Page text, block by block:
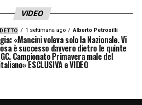
VIDEO
1 settimana ago Alberto Petrosilli
«Mancini voleva solo la Nazionale. Vi
è successo davvero dietro le quinte
Campionato Primavera male del
ESCLUSIVA e VIDEO